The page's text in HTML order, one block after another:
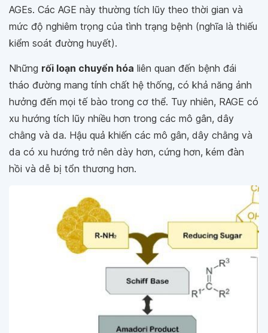
AGEs. Các AGE này thường tích lũy theo thời gian và
mức độ nghiêm trọng của tình trạng bệnh (nghĩa là thiếu
kiểm soát đường huyết).
Những rối loạn chuyển hóa liên quan đến bệnh đái
tháo đường mang tính chất hệ thống, có khả năng ảnh
hưởng đến mọi tế bào trong cơ thể. Tuy nhiên, RAGE có
xu hướng tích lũy nhiều hơn trong các mô gân, dây
chằng và da. Hậu quả khiến các mô gân, dây chằng và
da có xu hướng trở nên dày hơn, cứng hơn, kém đàn
hồi và dễ bị tổn thương hơn.